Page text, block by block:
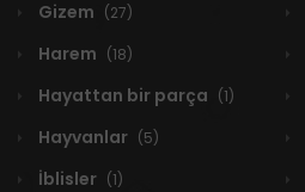
Gizem (27)
Harem (18)
Hayattan bir parça (1)
Hayvanlar (5)
İblisler (1)